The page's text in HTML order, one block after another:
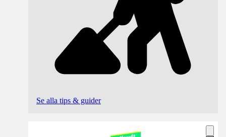
Se alla tips & guider